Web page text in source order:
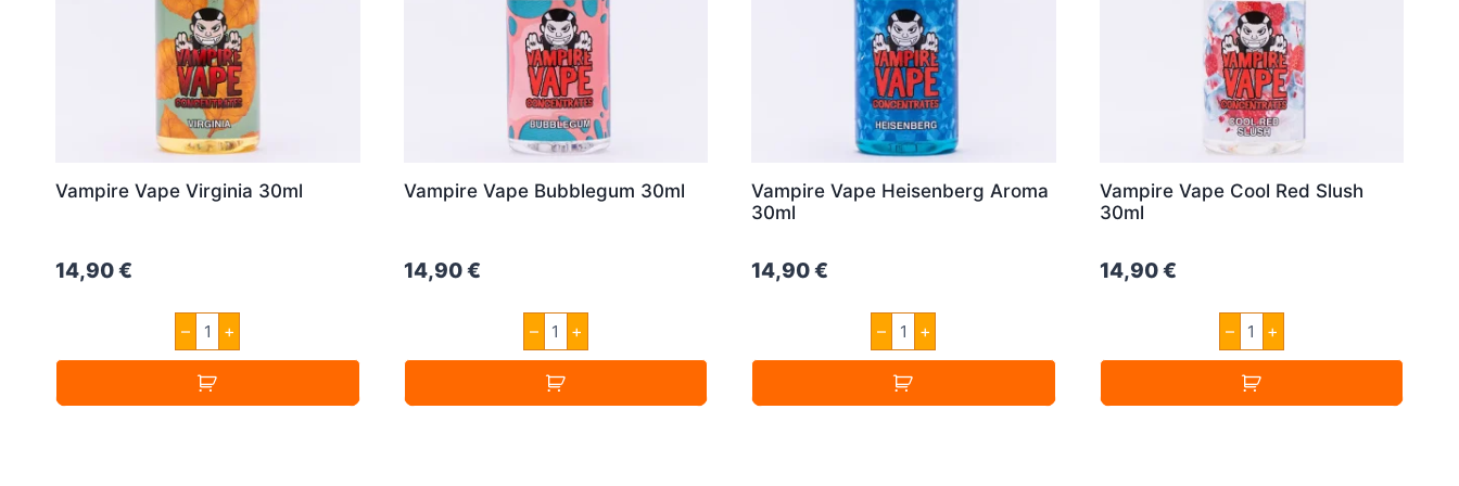
Vampire Vape Virginia 30ml
14,90€
–
Vampire
Vape
Virginia
30ml
Menge
+
Vampire Vape Bubblegum 30ml
14,90€
–
Vampire
Vape
Bubblegum
30ml
Menge
+
Vampire Vape Heisenberg Aroma
30ml
14,90€
–
Vampire
Vape
Heisenberg
Aroma
30ml
Menge
+
Vampire Vape Cool Red Slush
30ml
14,90€
–
Vampire
Vape
Cool
Red
Slush
30ml
+